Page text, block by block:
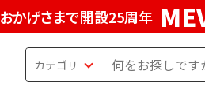
おかげさまで開設25周年